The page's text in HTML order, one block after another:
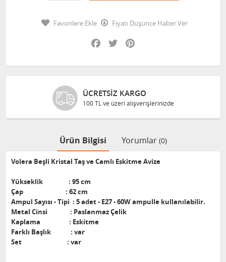
Favorilere Ekle
Fiyatı Düşünce Haber Ver
Facebook
Twitter
ÜCRETSIZ KARGO
100 TL ve üzeri alışverişlerinizde
Ürün Bilgisi Yorumlar (0)
Volera Beşli Kristal Taş ve Camlı Eskitme Avize
Yükseklik : 95 cm
Çap : 62 cm
Ampul Sayısı - Tipi : 5 adet - E27 - 60W ampulle kullanılabilir.
Metal Cinsi : Paslanmaz Çelik
Kaplama : Eskitme
Farklı Başlık : var
Set : var